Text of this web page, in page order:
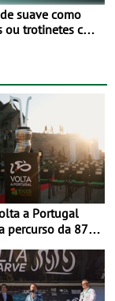
suave como
ou trotinetes com
em áreas
percurso da 87.ª
rumo ao